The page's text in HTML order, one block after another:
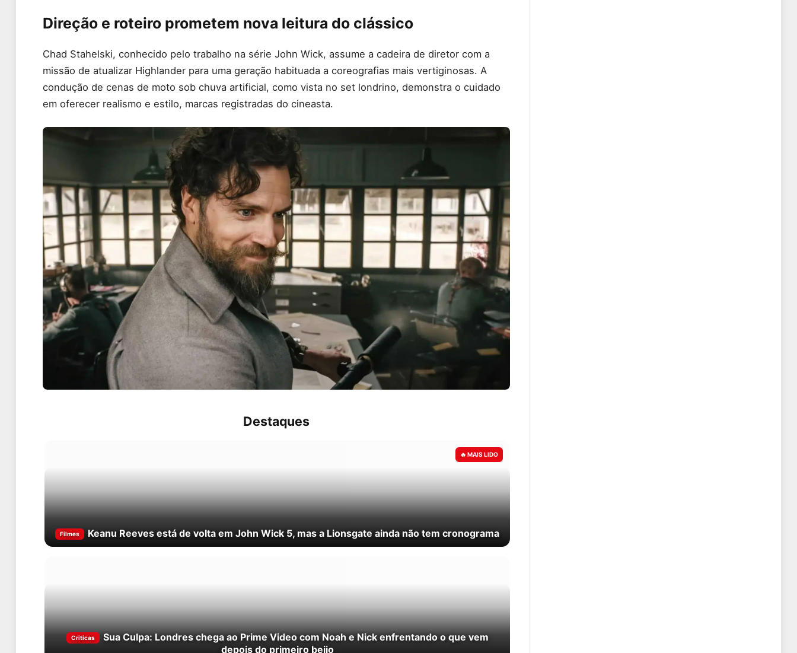
Direção e roteiro prometem nova leitura do clássico
Chad Stahelski, conhecido pelo trabalho na série John Wick, assume a cadeira de diretor com a
missão de atualizar Highlander para uma geração habituada a coreografias mais vertiginosas. A
condução de cenas de moto sob chuva artificial, como vista no set londrino, demonstra o cuidado
em oferecer realismo e estilo, marcas registradas do cineasta.
Destaques
Filmes Keanu Reeves está de volta em John Wick 5, mas a Lionsgate ainda não tem cronograma
Criticas
Sua Culpa: Londres chega ao Prime Video com Noah e Nick enfrentando o que vem
depois do primeiro beijo